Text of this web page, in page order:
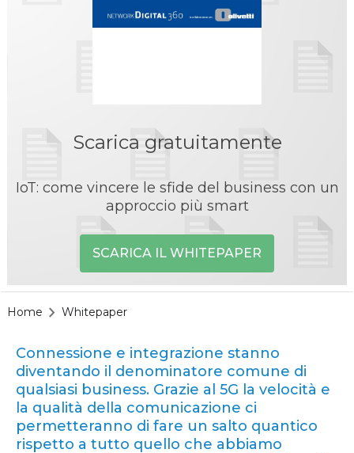
Scarica gratuitamente
IoT: come vincere le sfide del business con un
approccio più smart
SCARICA IL WHITEPAPER
Home Whitepaper
Connessione e integrazione stanno
diventando il denominatore comune di
qualsiasi business. Grazie al 5G la velocità e
la qualità della comunicazione ci
permetteranno di fare un salto quantico
rispetto a tutto quello che abbiamo